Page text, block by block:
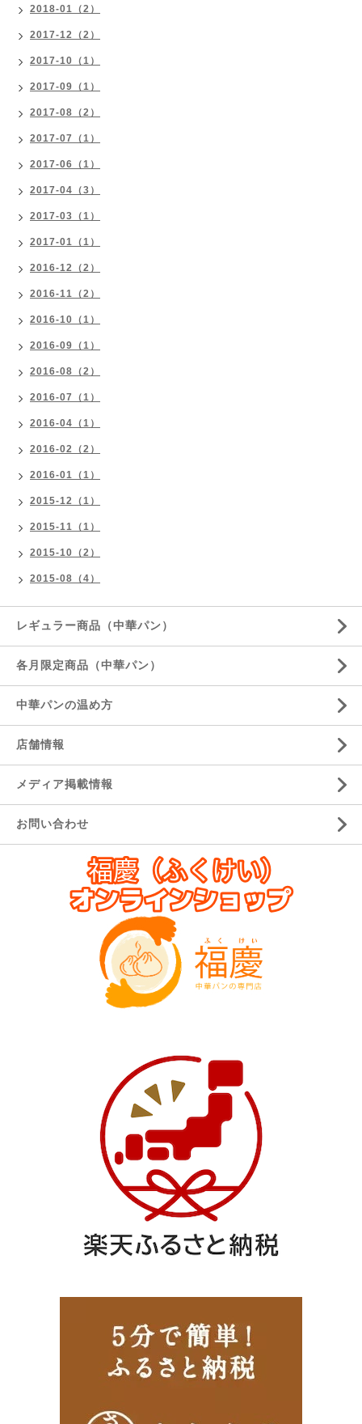
2018-01（2）
2017-12（2）
2017-10（1）
2017-09（1）
2017-08（2）
2017-07（1）
2017-06（1）
2017-04（3）
2017-03（1）
2017-01（1）
2016-12（2）
2016-11（2）
2016-10（1）
2016-09（1）
2016-08（2）
2016-07（1）
2016-04（1）
2016-02（2）
2016-01（1）
2015-12（1）
2015-11（1）
2015-10（2）
2015-08（4）
レギュラー商品（中華パン）
各月限定商品（中華パン）
中華パンの温め方
店舗情報
メディア掲載情報
お問い合わせ